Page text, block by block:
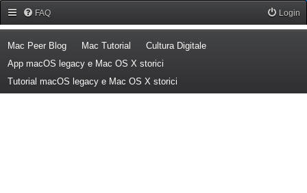
FAQ Login
Mac Peer Blog(Opens a new tab)
Mac Tutorial (Opens a new tab)
Cultura Digitale(Opens a new tab)
App macOS legacy e Mac OS X storici
Tutorial macOS legacy e Mac OS X storici